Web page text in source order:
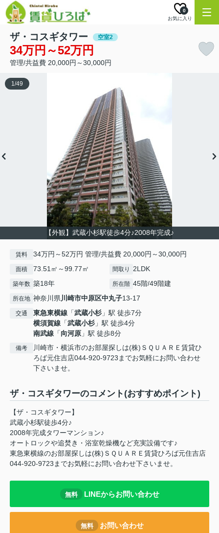
お気に入り
0
ザ・コスギタワー 空室2
34万円～52万円
管理/共益費 20,000円～30,000円
【外観】武蔵小杉駅徒歩4分♪2008年完成♪
1/49
賃料 34万円～52万円 管理/共益費 20,000円～30,000円
面積 73.51㎡～99.77㎡ 間取り 2LDK
築年数 築18年 所在階 45階/49階建
所在地 神奈川県川崎市中原区中丸子13-17
交通 東急東横線 「武蔵小杉 」駅 徒歩7分
横須賀線 「武蔵小杉 」駅 徒歩4分
南武線 「向河原 」駅 徒歩8分
備考
川崎市・横浜市のお部屋探しは(株)ＳＱＵＡＲＥ賃貸ひ
ろば元住吉店044-920-9723までお気軽にお問い合わせ
下さいませ。
ザ・コスギタワーのコメント(おすすめポイント)
【ザ・コスギタワー】
武蔵小杉駅徒歩4分♪
2008年完成タワーマンション♪
オートロックや追焚き・浴室乾燥機など充実設備です♪
東急東横線のお部屋探しは(株)ＳＱＵＡＲＥ賃貸ひろば元住吉店
044-920-9723までお気軽にお問い合わせ下さいませ。
無料 LINEからお問い合わせ
無料 お問い合わせ